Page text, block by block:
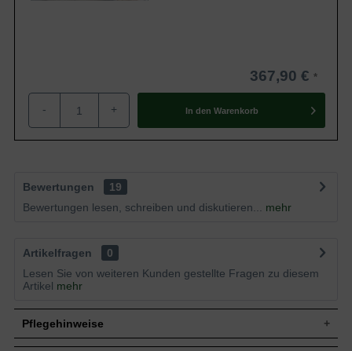
367,90 €
- + In den Warenkorb
Bewertungen
19
Bewertungen lesen, schreiben und diskutieren...
mehr
Artikelfragen
0
Lesen Sie von weiteren Kunden gestellte Fragen zu diesem
Artikel mehr
Pflegehinweise